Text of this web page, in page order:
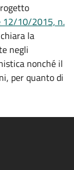
12/10/2015, n.
la
negli
nonché il
per quanto di